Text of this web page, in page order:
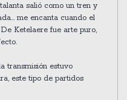
salió como un tren y
me encanta cuando el
Ketelaere fue arte puro,
transmisión estuvo
este tipo de partidos